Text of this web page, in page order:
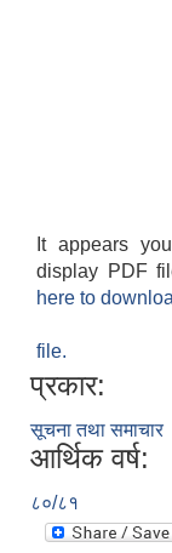
It appears
display PDF
here to
file.
प्रकार:
सूचना तथा समाचार
आर्थिक वर्ष:
८०/८१